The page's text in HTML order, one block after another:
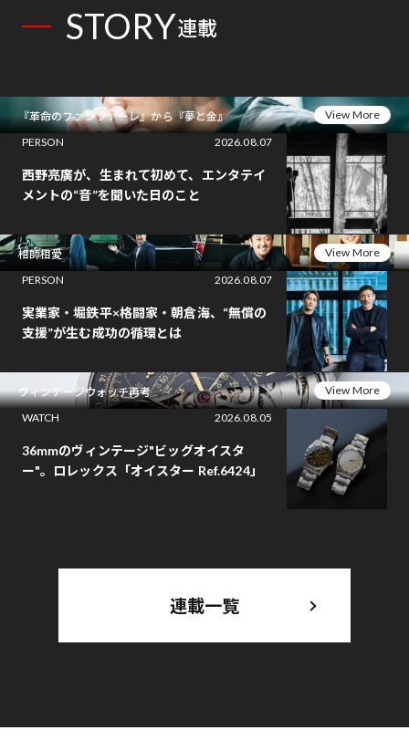
STORY連載
『革命のファンファーレ』から『夢と金』
View More
PERSON
2026.08.07
西野亮廣が、生まれて初めて、エンタテイ
メントの“音”を聞いた日のこと
相師相愛
View More
PERSON
2026.08.07
実業家・堀鉄平×格闘家・朝倉海、“無償の
支援”が生む成功の循環とは
ヴィンテージウォッチ再考
View More
WATCH
2026.08.05
36mmのヴィンテージ"ビッグオイスタ
ー"。ロレックス「オイスター Ref.6424」
連載一覧